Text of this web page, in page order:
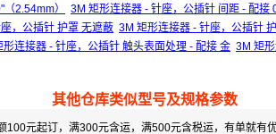
2.54mm）
3M 矩形连接器 - 针座，公插针 间距 - 配接
，公插针 护罩 无遮蔽 3M 矩形连接器 - 针座，公插针
形连接器 - 针座，公插针 触头表面处理 - 配接 金 3M 矩
其他仓库类似型号及规格参数
元起订，满300元含运，满500元含税运，有单就有